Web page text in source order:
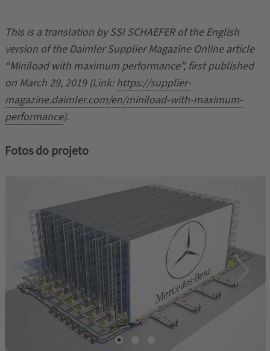
This is a translation by SSI SCHAEFER of the English
version of the Daimler Supplier Magazine Online article
“Miniload with maximum performance”, first published
on March 29, 2019 (Link:https://supplier-
magazine.daimler.com/en/miniload-with-maximum-
performance).
Fotos do projeto